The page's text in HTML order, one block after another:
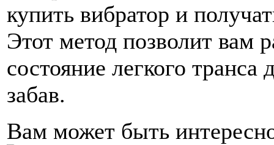
купить вибратор и
Этот метод позволит вам
состояние легкого
забав.
Вам может быть